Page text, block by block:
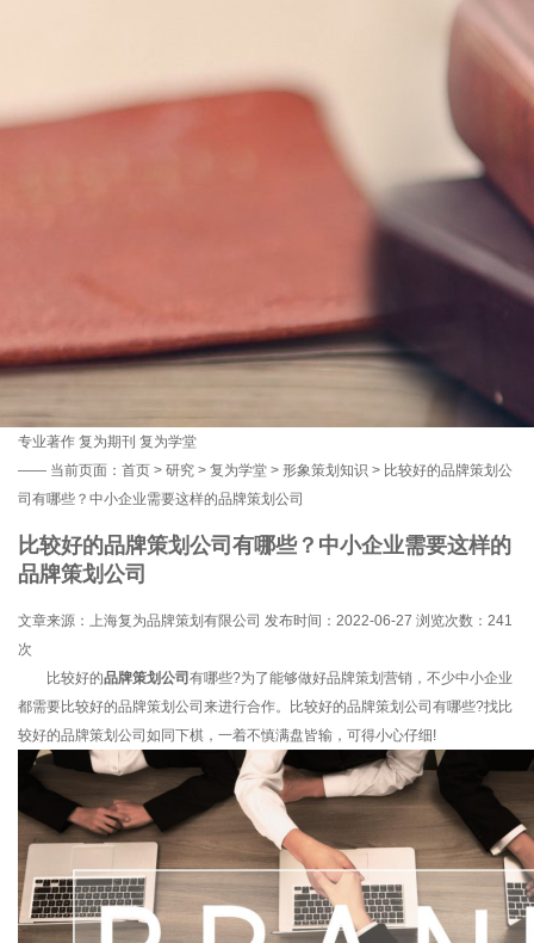
专业著作 复为期刊 复为学堂
—— 当前页面： 首页 > 研究 > 复为学堂 > 形象策划知识 > 比较好的品牌策划公
司有哪些？中小企业需要这样的品牌策划公司
比较好的品牌策划公司有哪些？中小企业需要这样的
品牌策划公司
文章来源：上海复为品牌策划有限公司 发布时间：2022-06-27 浏览次数： 241
次
比较好的品牌策划公司 有哪些?为了能够做好品牌策划营销，不少中小企业
都需要比较好的品牌策划公司来进行合作。比较好的品牌策划公司有哪些?找比
较好的品牌策划公司如同下棋，一着不慎满盘皆输，可得小心仔细!